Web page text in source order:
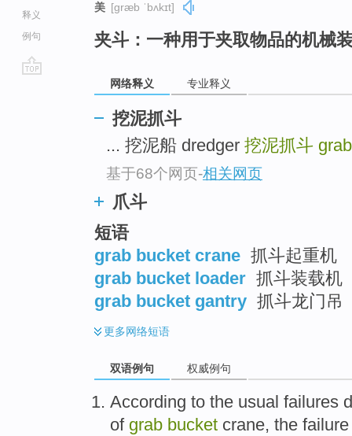
释义
例句
美 [ɡræb ˈbʌkɪt]
夹斗：一种用于夹取物品的机械
网络释义 专业释义
挖泥抓斗
... 挖泥船 dredger 挖泥抓斗
基于68个网页-相关网页
爪斗
短语
grab bucket crane 抓斗起重机
grab bucket loader 抓斗装载机
grab bucket gantry 抓斗龙门吊
更多网络短语
双语例句 权威例句
According to the usual failures
of grab bucket crane, the failure